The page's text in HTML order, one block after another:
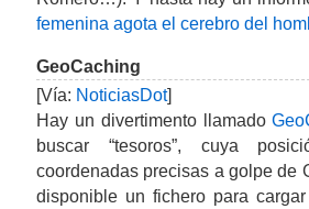
femenina agota el cerebro del
GeoCaching
[Vía: NoticiasDot]
Hay un divertimento llamado
buscar “tesoros”, cuya
coordenadas precisas a golpe de
disponible un fichero para